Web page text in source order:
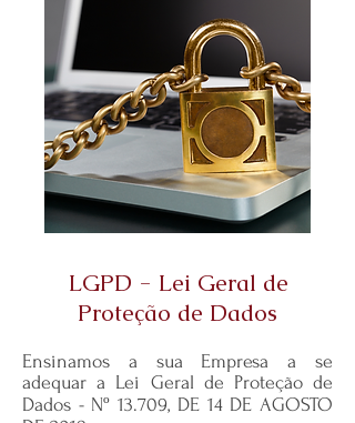
LGPD - Lei Geral de
Proteção de Dados
Ensinamos a sua Empresa a se
adequar a Lei Geral de Proteção de
Dados - Nº 13.709, DE 14 DE AGOSTO